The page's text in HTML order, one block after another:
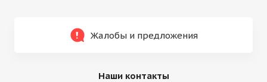
Жалобы и предложения
Наши контакты